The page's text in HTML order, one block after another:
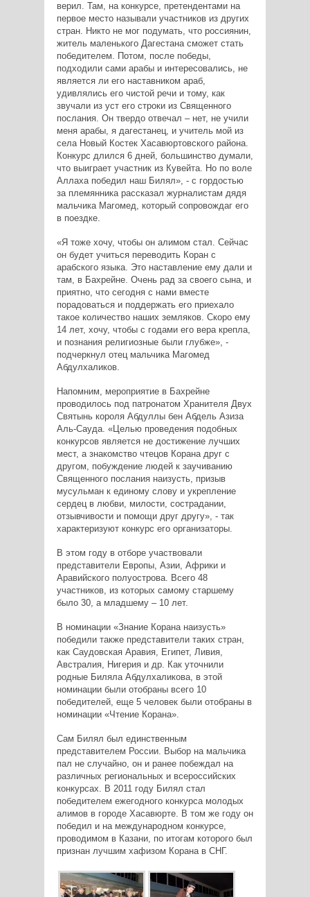
верил. Там, на конкурсе, претендентами на
первое место называли участников из других
стран. Никто не мог подумать, что россиянин,
житель маленького Дагестана сможет стать
победителем. Потом, после победы,
подходили сами арабы и интересовались, не
является ли его наставником араб,
удивлялись его чистой речи и тому, как
звучали из уст его строки из Священного
послания. Он твердо отвечал – нет, не учили
меня арабы, я дагестанец, и учитель мой из
села Новый Костек Хасавюртовского района.
Конкурс длился 6 дней, большинство думали,
что выиграет участник из Кувейта. Но по воле
Аллаха победил наш Билял», - с гордостью
за племянника рассказал журналистам дядя
мальчика Магомед, который сопровождаг его
в поездке.
«Я тоже хочу, чтобы он алимом стал. Сейчас
он будет учиться переводить Коран с
арабского языка. Это наставление ему дали и
там, в Бахрейне. Очень рад за своего сына, и
приятно, что сегодня с нами вместе
порадоваться и поддержать его приехало
такое количество наших земляков. Скоро ему
14 лет, хочу, чтобы с годами его вера крепла,
и познания религиозные были глубже», -
подчеркнул отец мальчика Магомед
Абдулхаликов.
Напомним, мероприятие в Бахрейне
проводилось под патронатом Хранителя Двух
Святынь короля Абдуллы бен Абдель Азиза
Аль-Сауда. «Целью проведения подобных
конкурсов является не достижение лучших
мест, а знакомство чтецов Корана друг с
другом, побуждение людей к заучиванию
Священного послания наизусть, призыв
мусульман к единому слову и укрепление
сердец в любви, милости, сострадании,
отзывчивости и помощи друг другу», - так
характеризуют конкурс его организаторы.
В этом году в отборе участвовали
представители Европы, Азии, Африки и
Аравийского полуострова. Всего 48
участников, из которых самому старшему
было 30, а младшему – 10 лет.
В номинации «Знание Корана наизусть»
победили также представители таких стран,
как Саудовская Аравия, Египет, Ливия,
Австралия, Нигерия и др. Как уточнили
родные Биляла Абдулхаликова, в этой
номинации были отобраны всего 10
победителей, еще 5 человек были отобраны в
номинации «Чтение Корана».
Сам Билял был единственным
представителем России. Выбор на мальчика
пал не случайно, он и ранее побеждал на
различных региональных и всероссийских
конкурсах. В 2011 году Билял стал
победителем ежегодного конкурса молодых
алимов в городе Хасавюрте. В том же году он
победил и на международном конкурсе,
проводимом в Казани, по итогам которого был
признан лучшим хафизом Корана в СНГ.